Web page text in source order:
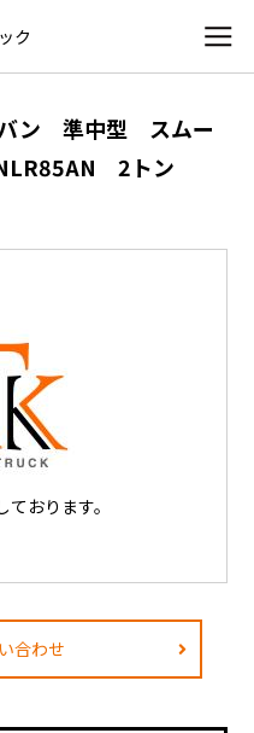
ク
ン 準中型 スムー
2トン
おります。
合わせ